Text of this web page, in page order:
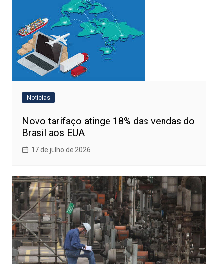
Notícias
Novo tarifaço atinge 18% das vendas do
Brasil aos EUA
17 de julho de 2026